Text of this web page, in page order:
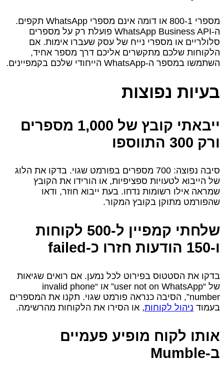
מספרי 1‑800 או דומה אינם מספרי WhatsApp תקפים.
ה‑WhatsApp Business API פועלת רק על מספרים
סלולריים או מספרי נייח של עסק שעברו אימות. אם
הלקוחות שלכם מתקשרים אליכם דרך מספר אחיד,
השתמשו במספר ה‑WhatsApp הייחודי שלכם בקמפיינים.
בעיות נפוצות
ייבאתי קובץ של 1,000 מספרים
ורק 300 התווספו
סיבה נפוצה: 700 מספרים בפורמט שגוי. בדקו את הלוג
של הייבוא לטעויות ספציפיות, או הורידו את הקובץ
שמראה אילו רשומות נדחו. בעת ייבוא חוזר, ודאו
שהפורמט מתוקן בקובץ המקור.
שלחתי קמפיין ל‑500 לקוחות
ו‑150 הודעות חזרו כ‑failed
בדקו את הסטטוס בפירוט לכל נמען. אם רואים שגיאות
של “user not on WhatsApp” או “invalid phone
number”, הסיבה כנראה פורמט שגוי. תקנו את המספרים
בעמוד ניהול לקוחות, או הסירו את הלקוחות מהרשימה.
אותו לקוח מופיע פעמיים
ב‑Mumble